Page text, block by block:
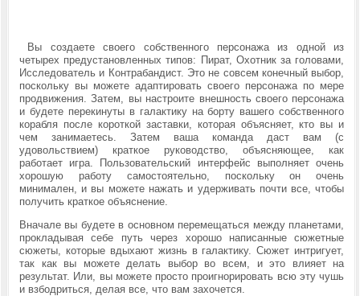
Вы создаете своего собственного персонажа из одной из
четырех предустановленных типов: Пират, Охотник за головами,
Исследователь и Контрабандист. Это не совсем конечный выбор,
поскольку вы можете адаптировать своего персонажа по мере
продвижения. Затем, вы настроите внешность своего персонажа
и будете перекинуты в галактику на борту вашего собственного
корабля после короткой заставки, которая объясняет, кто вы и
чем занимаетесь. Затем ваша команда даст вам (с
удовольствием) краткое руководство, объясняющее, как
работает игра. Пользовательский интерфейс выполняет очень
хорошую работу самостоятельно, поскольку он очень
минимален, и вы можете нажать и удерживать почти все, чтобы
получить краткое объяснение.
Вначале вы будете в основном перемещаться между планетами,
прокладывая себе путь через хорошо написанные сюжетные
сюжеты, которые вдыхают жизнь в галактику. Сюжет интригует,
так как вы можете делать выбор во всем, и это влияет на
результат. Или, вы можете просто проигнорировать всю эту чушь
и взбодриться, делая все, что вам захочется.